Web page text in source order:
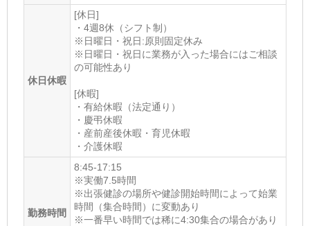
休日休暇
[休日]
・4週8休（シフト制）
※日曜日・祝日:原則固定休み
※日曜日・祝日に業務が入った場合にはご相談
の可能性あり
[休暇]
・有給休暇（法定通り）
・慶弔休暇
・産前産後休暇・育児休暇
・介護休暇
勤務時間
8:45-17:15
※実働7.5時間
※出張健診の場所や健診開始時間によって始業
時間（集合時間）に変動あり
※一番早い時間では稀に4:30集合の場合があり